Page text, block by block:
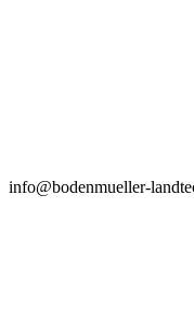
info@bodenmueller-